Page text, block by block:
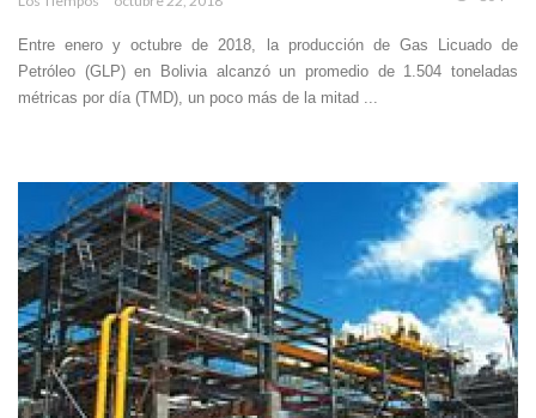
Entre enero y octubre de 2018, la producción de Gas Licuado de
Petróleo (GLP) en Bolivia alcanzó un promedio de 1.504 toneladas
métricas por día (TMD), un poco más de la mitad ...